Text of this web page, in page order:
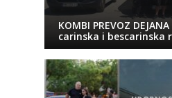
KOMBI PREVOZ
carinska i bescarinska